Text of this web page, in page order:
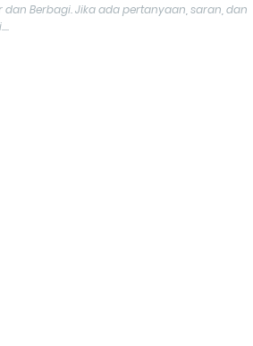
Berbagi. Jika ada pertanyaan, saran, dan